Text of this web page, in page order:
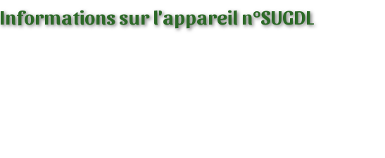
Informations sur l'appareil n°SUGDL